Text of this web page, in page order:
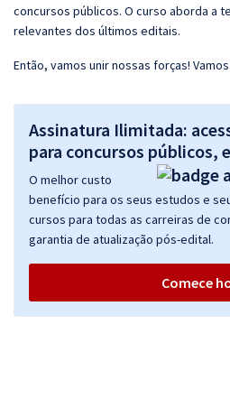
concursos públicos. O curso aborda a
relevantes dos últimos editais.
Então, vamos unir nossas forças!
Assinatura Ilimitada:
para concursos públicos,
O melhor custo
benefício para os seus estudos e
cursos para todas as carreiras de
garantia de atualização pós-edital.
Comece